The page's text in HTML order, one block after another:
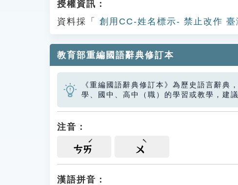
授權資訊：
資料採「
創用CC-姓名標示- 禁止改作
教育部重編國語辭典修訂本
《重編國語辭典修訂本》為歷史語言辭典
學、國中、高中（職）的學習或教學，建
注音：
ㄘㄞ ㄨ
漢語拼音：